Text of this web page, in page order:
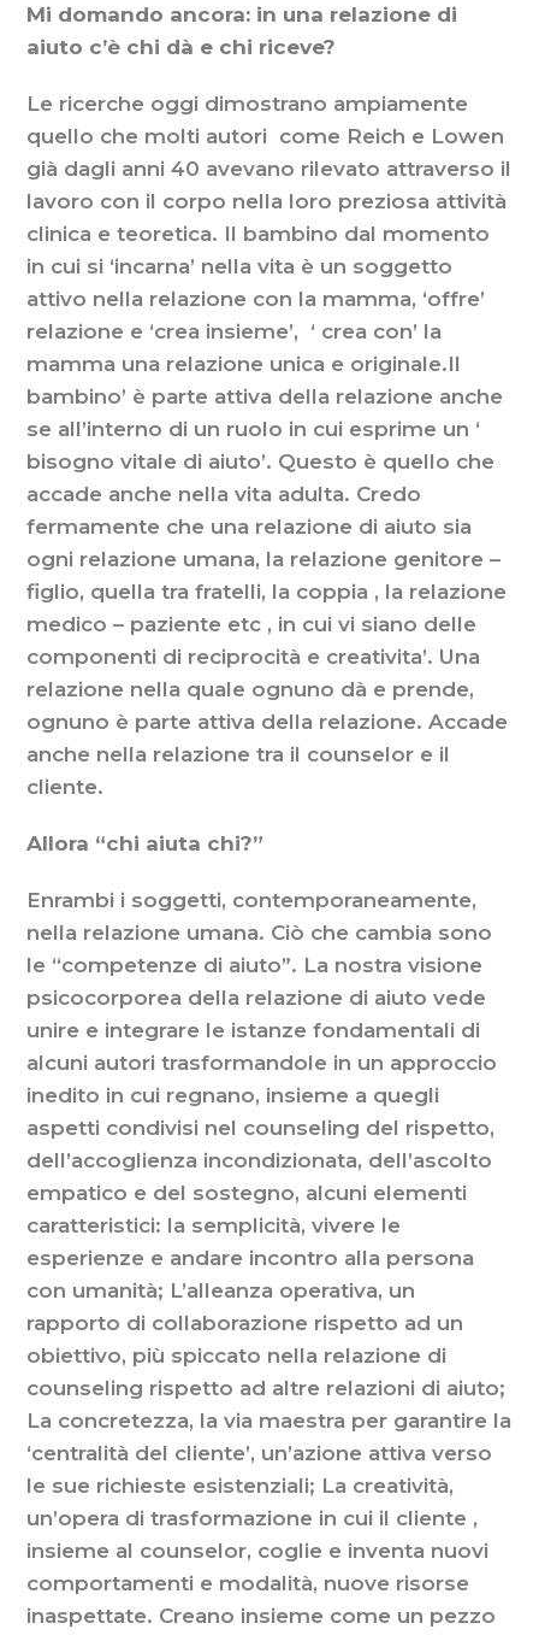
Mi domando ancora: in una relazione di
aiuto c’è chi dà e chi riceve?
Le ricerche oggi dimostrano ampiamente
quello che molti autori come Reich e Lowen
già dagli anni 40 avevano rilevato attraverso il
lavoro con il corpo nella loro preziosa attività
clinica e teoretica. Il bambino dal momento
in cui si ‘incarna’ nella vita è un soggetto
attivo nella relazione con la mamma, ‘offre’
relazione e ‘crea insieme’, ‘ crea con’ la
mamma una relazione unica e originale.Il
bambino’ è parte attiva della relazione anche
se all’interno di un ruolo in cui esprime un ‘
bisogno vitale di aiuto’. Questo è quello che
accade anche nella vita adulta. Credo
fermamente che una relazione di aiuto sia
ogni relazione umana, la relazione genitore –
figlio, quella tra fratelli, la coppia , la relazione
medico – paziente etc , in cui vi siano delle
componenti di reciprocità e creativita’. Una
relazione nella quale ognuno dà e prende,
ognuno è parte attiva della relazione. Accade
anche nella relazione tra il counselor e il
cliente.
Allora “chi aiuta chi?”
Enrambi i soggetti, contemporaneamente,
nella relazione umana. Ciò che cambia sono
le “competenze di aiuto”. La nostra visione
psicocorporea della relazione di aiuto vede
unire e integrare le istanze fondamentali di
alcuni autori trasformandole in un approccio
inedito in cui regnano, insieme a quegli
aspetti condivisi nel counseling del rispetto,
dell’accoglienza incondizionata, dell’ascolto
empatico e del sostegno, alcuni elementi
caratteristici: la semplicità, vivere le
esperienze e andare incontro alla persona
con umanità; L’alleanza operativa, un
rapporto di collaborazione rispetto ad un
obiettivo, più spiccato nella relazione di
counseling rispetto ad altre relazioni di aiuto;
La concretezza, la via maestra per garantire la
‘centralità del cliente’, un’azione attiva verso
le sue richieste esistenziali; La creatività,
un’opera di trasformazione in cui il cliente ,
insieme al counselor, coglie e inventa nuovi
comportamenti e modalità, nuove risorse
inaspettate. Creano insieme come un pezzo